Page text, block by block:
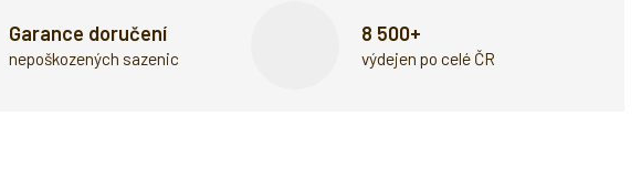
Garance doručení
nepoškozených sazenic
8 500+
výdejen po celé ČR